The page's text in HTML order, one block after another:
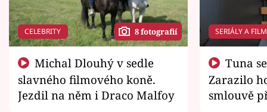
CELEBRITY 8 fotografií
slavného filmového koně.
Jezdil na něm i Draco Malfoy
SERIÁLY A
Zarazilo
smlouvě